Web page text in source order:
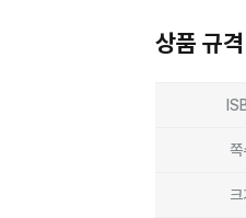
상품 규
쪽
크